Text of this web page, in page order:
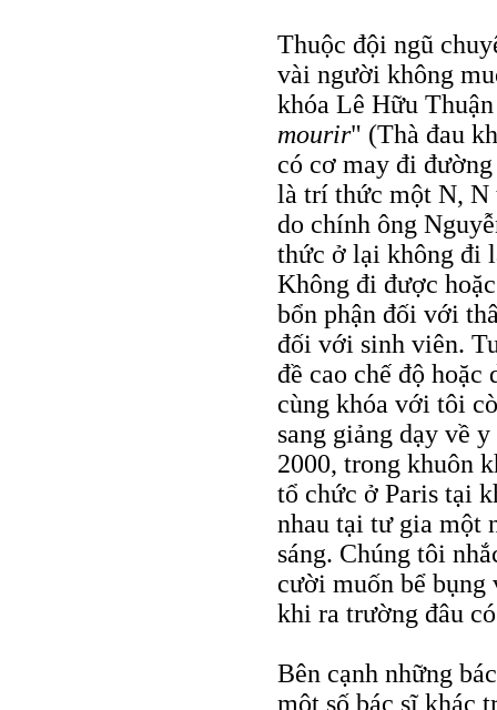
Thuộc đội ngũ
vài người không
khóa Lê Hữu
mourir" (Thà đau
có cơ may đi
là trí thức một N, N
do chính ông
thức ở lại không đi
Không đi được
bổn phận đối với
đối với sinh viên.
đề cao chế độ
cùng khóa với tôi
sang giảng dạy về
2000, trong khuôn
tổ chức ở Paris tại
nhau tại tư gia một
sáng. Chúng tôi
cười muốn bể
khi ra trường đâu
Bên cạnh những
một số bác sĩ khác